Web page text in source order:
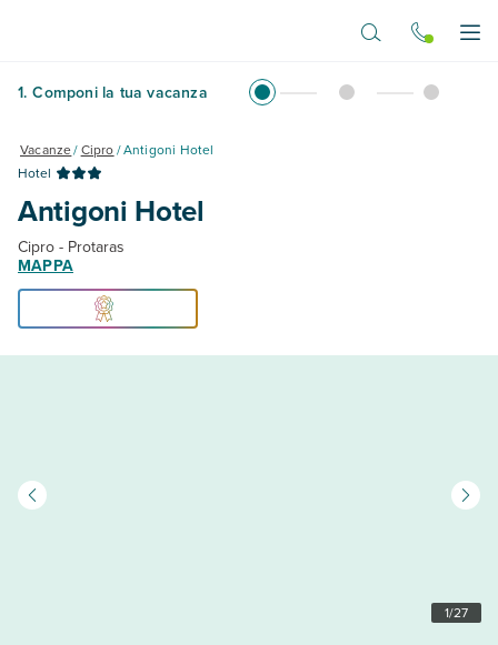
1. Componi la tua vacanza
Vacanze/Cipro/Antigoni Hotel
Hotel
Antigoni Hotel
Cipro - Protaras
MAPPA
1/27